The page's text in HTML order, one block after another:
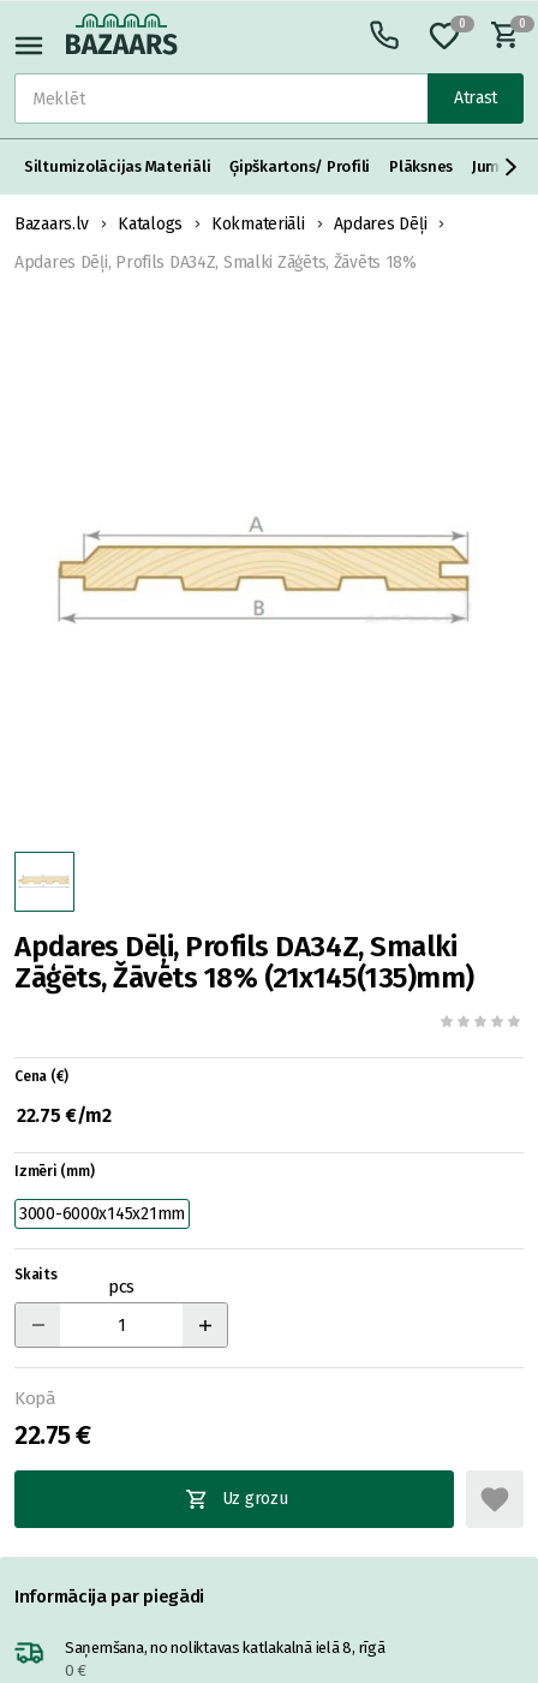
Atrast
0 0
Siltumizolācijas Materiāli Ģipškartons/ Profili Plāksnes Jumta
Bazaars.lv Katalogs Kokmateriāli
Apdares Dēļi
Apdares Dēļi, Profils DA34Z, Smalki Zāģēts, Žāvēts 18%
Apdares Dēļi, Profils DA34Z, Smalki
Zāģēts, Žāvēts 18% (21x145(135)mm)
Cena (€)
22.75 €/m2
Izmēri (mm)
3000-6000x145x21mm
Skaits
pcs
Kopā
22.75 €
Uz grozu
Informācija par piegādi
Saņemšana, no noliktavas katlakalnā ielā 8, rīgā
0 €